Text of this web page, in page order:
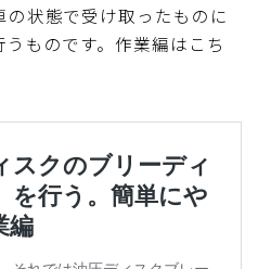
状態で受け取ったものに
ものです。作業編はこち